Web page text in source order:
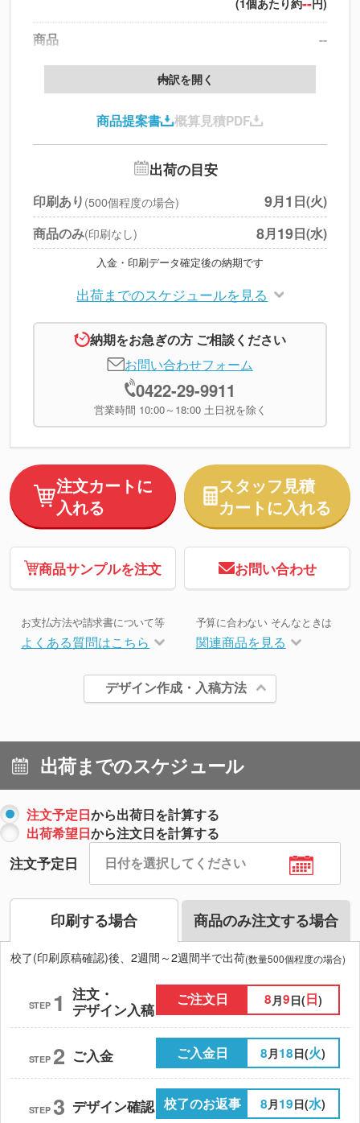
(1個あたり約 円)
商品
--
製版代
印刷代
北海道・沖縄・離島 別途
円
※上記小計は税別です
内訳を開く
商品提案書 概算見積PDF
出荷の目安
印刷あり (500個程度の場合) 9月1 日(火)
商品のみ(印刷なし) 8月19日(水)
入金・印刷データ確定後の納期です
出荷までのスケジュールを見る
納期をお急ぎの方 ご相談ください
お問い合わせフォーム
0422-29-9911
営業時間 10:00～18:00 土日祝を除く
注文カートに
入れる
スタッフ見積
カートに入れる
商品サンプルを注文 お問い合わせ
お支払方法や請求書について等
よくある質問はこちら
予算に合わない そんなときは
関連商品を見る
デザイン作成・入稿方法
出荷までのスケジュール
注文予定日から出荷日を計算する
出荷希望日から注文日を計算する
注文予定日
印刷する場合 商品のみ注文する場合
校了(印刷原稿確認)後、2週間～2週間半で出荷(数量500個程度の場合)
STEP 1 注文・
デザイン入稿
ご注文日 8 月9日(日)
STEP 2 ご入金 ご入金日 8月18日(火)
STEP 3 デザイン確認 校了のお返事 8月19日(水)